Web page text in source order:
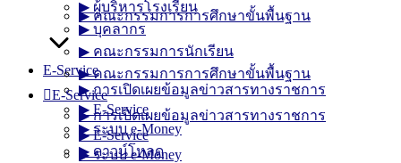
▶︎ ผู้บริหารโรงเรียน
▶︎ บุคลากร
▶︎ คณะกรรมการนักเรียน
▶︎ คณะกรรมการการศึกษาขั้นพื้นฐาน
E-Service
▶︎ การเปิดเผยข้อมูลข่าวสารทางราชการ
▶︎ E-Service
▶︎ ระบบ e-Money
▶︎ คณะกรรมการการศึกษาขั้นพื้นฐาน
E-Service
▶︎ การเปิดเผยข้อมูลข่าวสารทางราชการ
▶︎ E-Service
▶︎ ระบบ e-Money
▶︎ ดาวน์โหลด